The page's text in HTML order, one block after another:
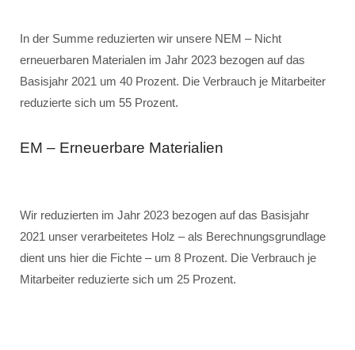
In der Summe reduzierten wir unsere NEM – Nicht
erneuerbaren Materialen im Jahr 2023 bezogen auf das
Basisjahr 2021 um 40 Prozent. Die Verbrauch je Mitarbeiter
reduzierte sich um 55 Prozent.
EM – Erneuerbare Materialien
Wir reduzierten im Jahr 2023 bezogen auf das Basisjahr
2021 unser verarbeitetes Holz – als Berechnungsgrundlage
dient uns hier die Fichte – um 8 Prozent. Die Verbrauch je
Mitarbeiter reduzierte sich um 25 Prozent.